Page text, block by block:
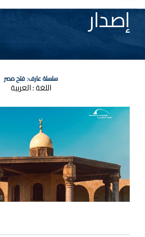
إصدار
سلسلة عارف: فتح مصر
اللغة :العربية